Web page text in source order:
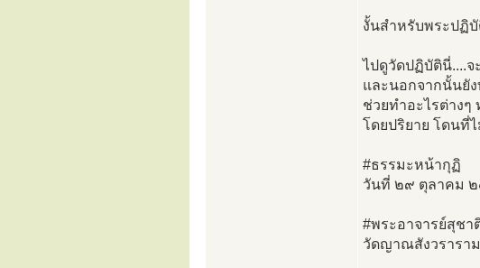
งั้นสำหรับพระปฏิ
ไปดูวัดปฏิบัตินี่....จ
และนอกจากนั้นยั
ช่วยทำอะไรต่างๆ
โดยปริยาย โดนที่
#ธรรมะหน้ากุฏิ
วันที่ ๒๙ ตุลาคม
#พระอาจารย์สุชา
วัดญาณสังวรารา